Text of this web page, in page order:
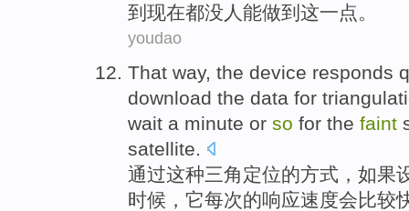
到 现在都没人 能做到 这一点。
youdao
That way, the device responds
download the data for
wait a minute or so for the faint
satellite.
通过这种三角定位的方式 ， 如果
时候 ， 它每次的响应速度会比较